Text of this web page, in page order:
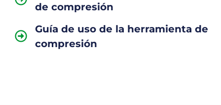
de compresión
Guía de uso de la herramienta de
compresión